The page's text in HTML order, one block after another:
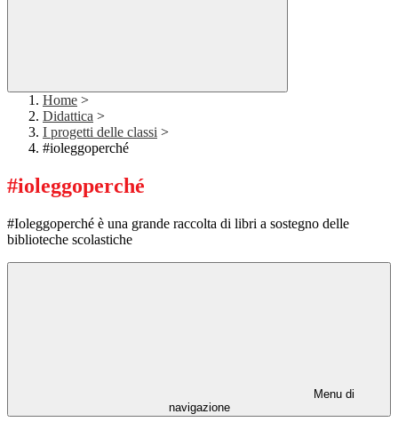
Home >
Didattica >
I progetti delle classi >
#ioleggoperché
#ioleggoperché
#Ioleggoperché è una grande raccolta di libri a sostegno delle
biblioteche scolastiche
Menu di
navigazione